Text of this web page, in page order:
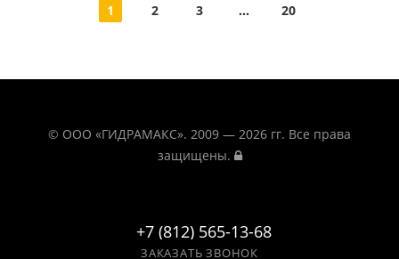
1 2 3 ... 20
© ООО «ГИДРАМАКС». 2009 — 2026 гг. Все права
защищены.
+7 (812) 565-13-68
ЗАКАЗАТЬ ЗВОНОК